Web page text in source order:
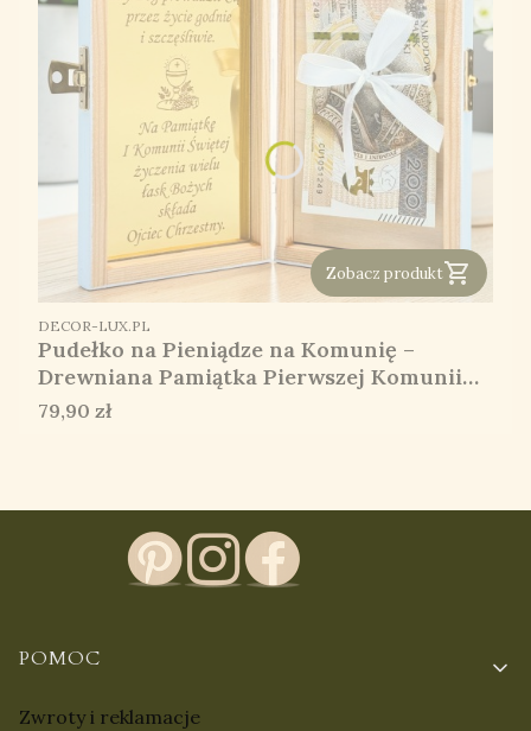
Zobacz produkt
PRODUCENT
DECOR-LUX.PL
Pudełko na Pieniądze na Komunię –
Drewniana Pamiątka Pierwszej Komunii
Świętej z Grawerem
Cena
79,90 zł
Linki w stopce
POMOC
Zwroty i reklamacje